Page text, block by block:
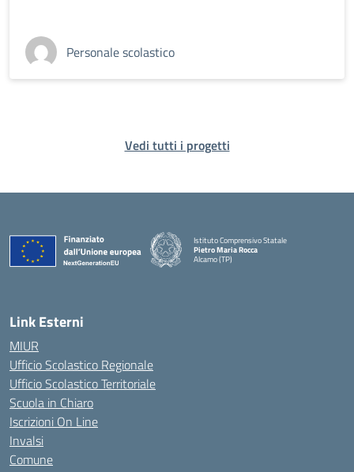
Personale scolastico
Vedi tutti i progetti
Istituto Comprensivo Statale
Pietro Maria Rocca
Alcamo (TP)
Link Esterni
MIUR
Ufficio Scolastico Regionale
Ufficio Scolastico Territoriale
Scuola in Chiaro
Iscrizioni On Line
Invalsi
Comune